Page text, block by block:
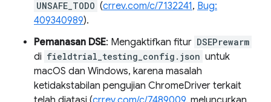
UNSAFE_TODO (crrev.com/c/7132241, Bug:
409340989).
Pemanasan DSE: Mengaktifkan fitur DSEPrewarm
di fieldtrial_testing_config.json untuk
macOS dan Windows, karena masalah
ketidakstabilan pengujian ChromeDriver terkait